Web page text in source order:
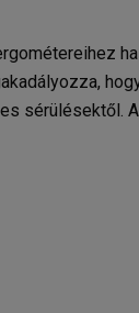
sérülésektől.